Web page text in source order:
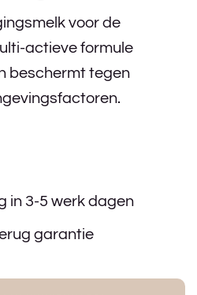
voor de
actieve formule
beschermt tegen
in 3-5 werk dagen
garantie